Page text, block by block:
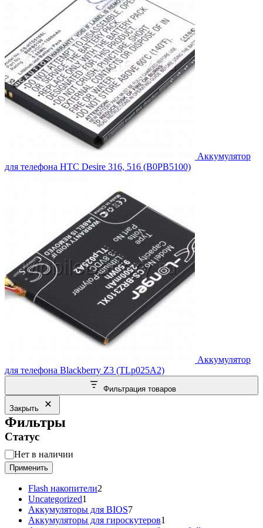
Аккумулятор
для телефона HTC Desire 316, 516 (B0PB5100)
Аккумулятор
для телефона Blackberry Z3 (TLp025A2)
Фильтрация товаров
Закрыть
Фильтры
Статус
Статус
Нет в наличии
Применить
Flash накопители2
Uncategorized1
товар
Аккумуляторы для BIOS77
товаров
Аккумуляторы для гироскутеров1